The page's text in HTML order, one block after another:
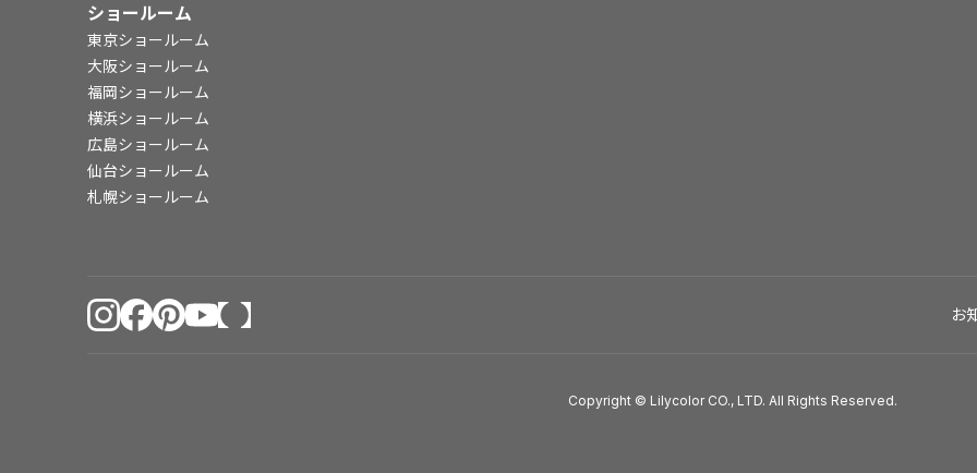
ショールーム
東京ショールーム
大阪ショールーム
福岡ショールーム
横浜ショールーム
広島ショールーム
仙台ショールーム
札幌ショールーム
お
Copyright © Lilycolor CO., LTD. All Rights Reserved.